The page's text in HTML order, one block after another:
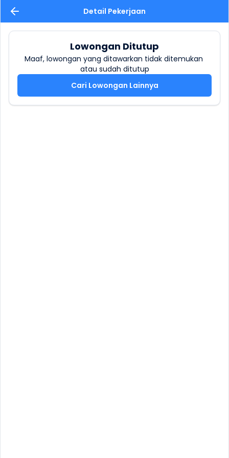
Detail Pekerjaan
Lowongan Ditutup
Maaf, lowongan yang ditawarkan tidak ditemukan
atau sudah ditutup
Cari Lowongan Lainnya